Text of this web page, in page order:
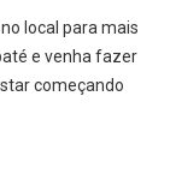
local para mais
e venha fazer
começando